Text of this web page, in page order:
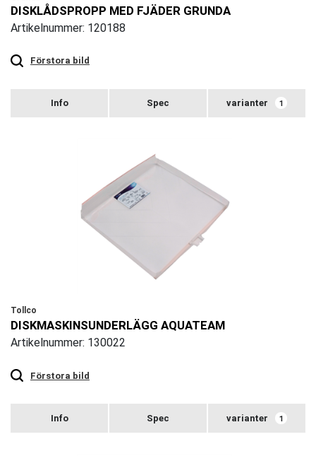
DISKLÅDSPROPP MED FJÄDER GRUNDA
Artikelnummer: 120188
Förstora bild
zoom
varianter 1
Tollco
DISKMASKINSUNDERLÄGG AQUATEAM
Artikelnummer: 130022
Förstora bild
zoom
varianter 1